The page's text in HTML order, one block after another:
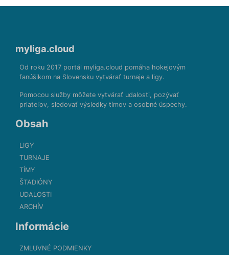
myliga.cloud
Od roku 2017 portál myliga.cloud pomáha hokejovým
fanúšikom na Slovensku vytvárať turnaje a ligy.
Pomocou služby môžete vytvárať udalosti, pozývať
priateľov, sledovať výsledky tímov a osobné úspechy.
Obsah
LIGY
TURNAJE
TÍMY
ŠTADIÓNY
UDALOSTI
ARCHÍV
Informácie
ZMLUVNÉ PODMIENKY